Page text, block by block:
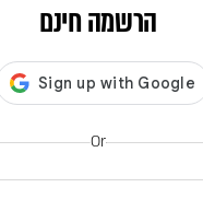
הרשמה חינם
Or